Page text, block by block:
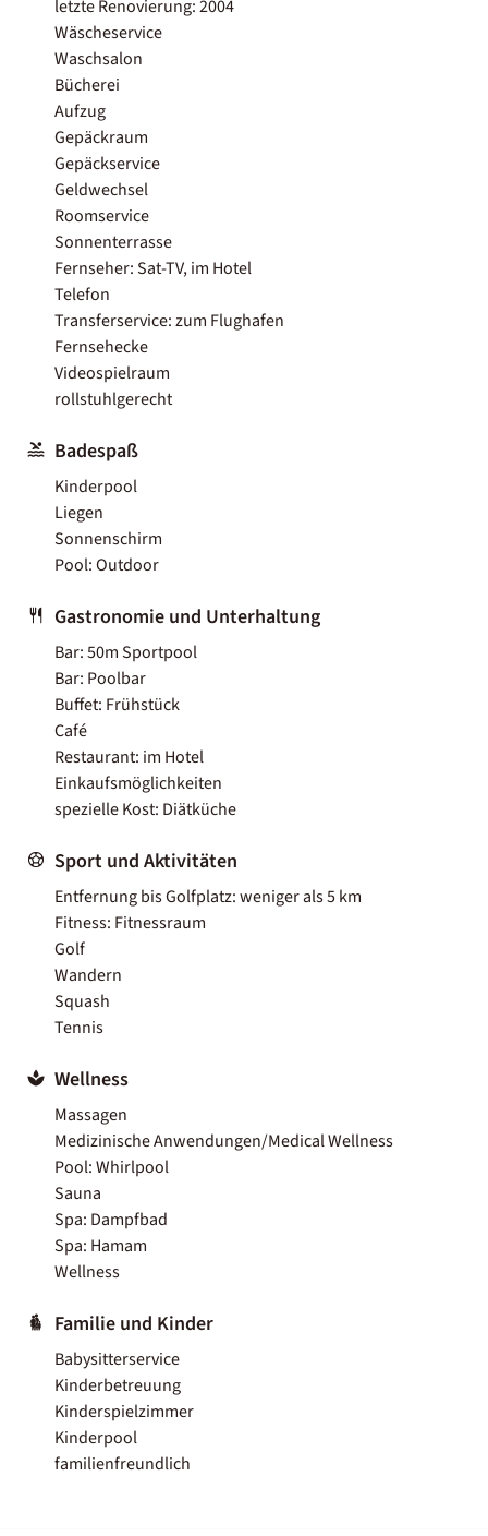
letzte Renovierung: 2004
Wäscheservice
Waschsalon
Bücherei
Aufzug
Gepäckraum
Gepäckservice
Geldwechsel
Roomservice
Sonnenterrasse
Fernseher: Sat-TV, im Hotel
Telefon
Transferservice: zum Flughafen
Fernsehecke
Videospielraum
rollstuhlgerecht
Badespaß
Kinderpool
Liegen
Sonnenschirm
Pool: Outdoor
Gastronomie und Unterhaltung
Bar: 50m Sportpool
Bar: Poolbar
Buffet: Frühstück
Café
Restaurant: im Hotel
Einkaufsmöglichkeiten
spezielle Kost: Diätküche
Sport und Aktivitäten
Entfernung bis Golfplatz: weniger als 5 km
Fitness: Fitnessraum
Golf
Wandern
Squash
Tennis
Wellness
Massagen
Medizinische Anwendungen/Medical Wellness
Pool: Whirlpool
Sauna
Spa: Dampfbad
Spa: Hamam
Wellness
Familie und Kinder
Babysitterservice
Kinderbetreuung
Kinderspielzimmer
Kinderpool
familienfreundlich